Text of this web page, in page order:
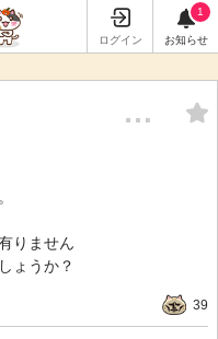
ログイン
1
お知らせ
…
りません
ょうか？
39